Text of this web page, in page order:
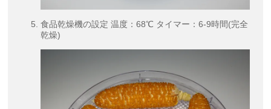
食品乾燥機の設定 温度：68℃ タイマー：6-9時間(完全
乾燥)